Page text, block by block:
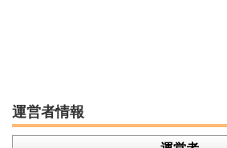
運営者情報